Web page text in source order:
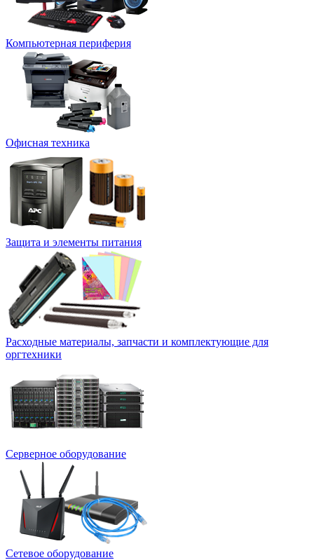
Компьютерная периферия
Офисная техника
Защита и элементы питания
Расходные материалы, запчасти и комплектующие для
оргтехники
Серверное оборудование
Сетевое оборудование